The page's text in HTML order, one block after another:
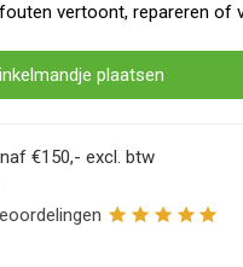
vertoont, repareren of
plaatsen
€150,- excl. btw